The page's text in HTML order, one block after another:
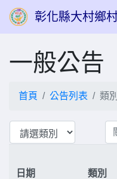
彰化縣大村鄉
一般公告
首頁 公告列表 類
日期 類別